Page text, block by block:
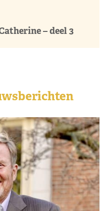
– deel 3